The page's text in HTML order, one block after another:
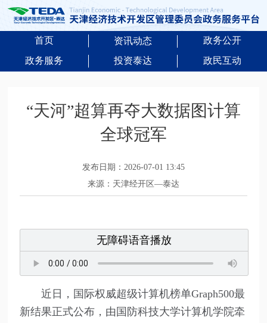
首页 资讯动态
政务公开
政务服务
投资泰达 政民互动
“天河”超算再夺大数据图计算
全球冠军
发布日期：2026-07-01 13:45
来源：天津经开区—泰达
无障碍语音播放
近日，国际权威超级计算机榜单Graph500最
新结果正式公布，由国防科技大学计算机学院牵